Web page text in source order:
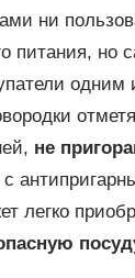
ни
питания, но
одним
не
легко